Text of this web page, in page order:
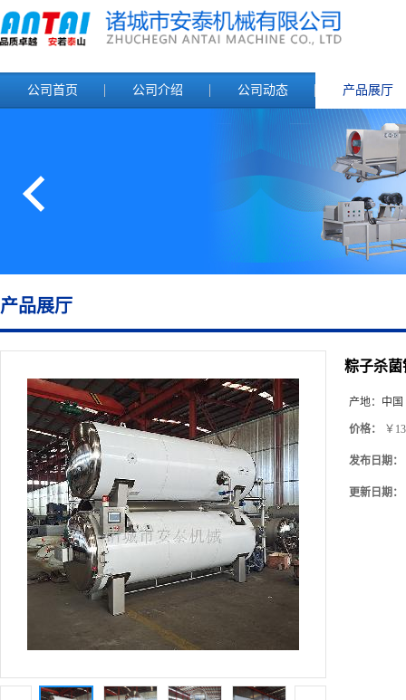
公司首页 公司介绍 公司动态 产品展厅
产品展厅
粽子杀菌
产地： 中
价格： ￥
发布日期：
更新日期：